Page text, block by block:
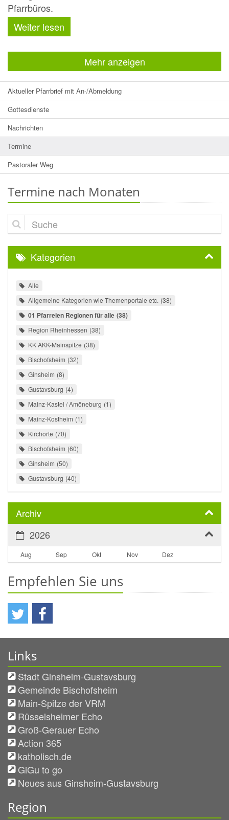
Pfarrbüros.
Weiter lesen
Mehr anzeigen
Aktueller Pfarrbrief mit An-/Abmeldung
Gottesdienste
Nachrichten
Termine
Pastoraler Weg
Termine nach Monaten
Suche
Kategorien
Alle
Allgemeine Kategorien wie Themenportale etc. 38
01 Pfarreien Regionen für alle 38
Region Rheinhessen 38
KK AKK-Mainspitze 38
Bischofsheim 32
Ginsheim 8
Gustavsburg 4
Mainz-Kastel / Amöneburg 1
Mainz-Kostheim 1
Kirchorte 70
Bischofsheim 60
Ginsheim 50
Gustavsburg 40
Archiv
2026
Aug Sep Okt Nov Dez
Empfehlen Sie uns
Links
Stadt Ginsheim-Gustavsburg
Gemeinde Bischofsheim
Main-Spitze der VRM
Rüsselsheimer Echo
Groß-Gerauer Echo
Action 365
katholisch.de
GiGu to go
Neues aus Ginsheim-Gustavsburg
Region